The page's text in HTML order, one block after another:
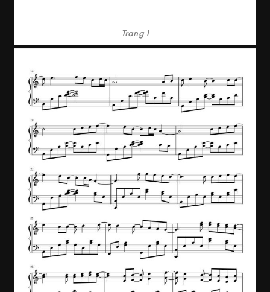
Trang 1